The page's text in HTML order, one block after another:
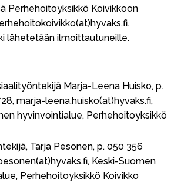
Perhehoitoyksikkö Koivikkoon
lähetetään ilmoittautuneille.
Marja-Leena Huisko, p.
marja-leena.huisko(at)hyvaks.fi,
hyvinvointialue, Perhehoitoyksikkö
Tarja Pesonen, p. 050 356
Keski-Suomen
Perhehoitoyksikkö Koivikko